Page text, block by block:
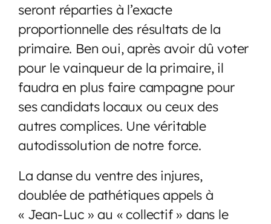
seront réparties à l’exacte
proportionnelle des résultats de la
primaire. Ben oui, après avoir dû voter
pour le vainqueur de la primaire, il
faudra en plus faire campagne pour
ses candidats locaux ou ceux des
autres complices. Une véritable
autodissolution de notre force.
La danse du ventre des injures,
doublée de pathétiques appels à
« Jean-Luc » au « collectif » dans le